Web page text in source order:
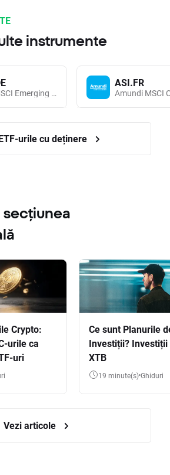
instrumente
Amundi MSCI Emerging Markets UCITS (Acc EUR)
ASI.FR
urile cu deținere
Crypto:
urile ca
uri
Ce sunt Planurile
Investiții? Investiții
XTB
19 minute(s) Ghiduri
Vezi articole